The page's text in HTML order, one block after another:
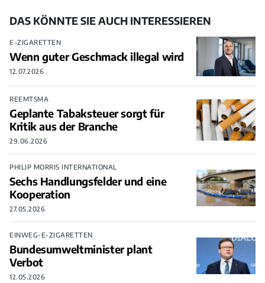
DAS KÖNNTE SIE AUCH INTERESSIEREN
E-ZIGARETTEN
Wenn guter Geschmack illegal wird
12.07.2026
REEMTSMA
Geplante Tabaksteuer sorgt für
Kritik aus der Branche
29.06.2026
PHILIP MORRIS INTERNATIONAL
Sechs Handlungsfelder und eine
Kooperation
27.05.2026
EINWEG-E-ZIGARETTEN
Bundesumweltminister plant
Verbot
12.05.2026